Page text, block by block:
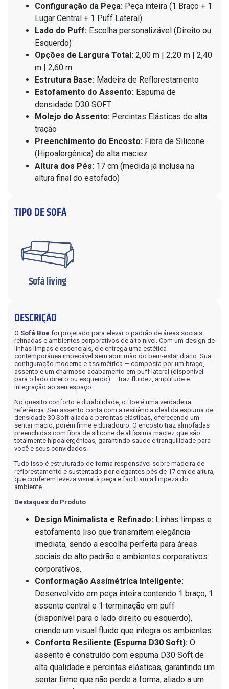
Configuração da Peça: Peça inteira (1 Braço + 1
Lugar Central + 1 Puff Lateral)
Lado do Puff: Escolha personalizável (Direito ou
Esquerdo)
Opções de Largura Total: 2,00 m | 2,20 m | 2,40
m | 2,60 m
Estrutura Base: Madeira de Reflorestamento
Estofamento do Assento: Espuma de
densidade D30 SOFT
Molejo do Assento: Percintas Elásticas de alta
tração
Preenchimento do Encosto: Fibra de Silicone
(Hipoalergênica) de alta maciez
Altura dos Pés: 17 cm (medida já inclusa na
altura final do estofado)
TIPO DE SOFÁ
DESCRIÇÃO
O Sofá Boe foi projetado para elevar o padrão de áreas sociais
refinadas e ambientes corporativos de alto nível. Com um design de
linhas limpas e essenciais, ele entrega uma estética
contemporânea impecável sem abrir mão do bem-estar diário. Sua
configuração moderna e assimétrica — composta por um braço,
assento e um charmoso acabamento em puff lateral (disponível
para o lado direito ou esquerdo) — traz fluidez, amplitude e
integração ao seu espaço.
No quesito conforto e durabilidade, o Boe é uma verdadeira
referência. Seu assento conta com a resiliência ideal da espuma de
densidade 30 Soft aliada a percintas elásticas, oferecendo um
sentar macio, porém firme e duradouro. O encosto traz almofadas
preenchidas com fibra de silicone de altíssima maciez que são
totalmente hipoalergênicas, garantindo saúde e tranquilidade para
você e seus convidados.
Tudo isso é estruturado de forma responsável sobre madeira de
reflorestamento e sustentado por elegantes pés de 17 cm de altura,
que conferem leveza visual à peça e facilitam a limpeza do
ambiente.
Destaques do Produto
Design Minimalista e Refinado: Linhas limpas e
estofamento liso que transmitem elegância
imediata, sendo a escolha perfeita para áreas
sociais de alto padrão e ambientes corporativos
corporativos.
Conformação Assimétrica Inteligente:
Desenvolvido em peça inteira contendo 1 braço, 1
assento central e 1 terminação em puff
(disponível para o lado direito ou esquerdo),
criando um visual fluido que integra os ambientes.
Conforto Resiliente (Espuma D30 Soft): O
assento é construído com espuma D30 Soft de
alta qualidade e percintas elásticas, garantindo um
sentar firme que não perde a forma, aliado a um